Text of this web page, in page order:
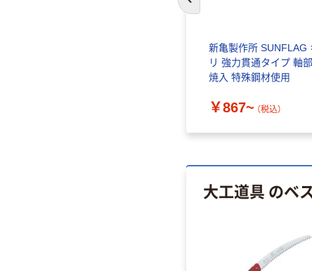
新亀製作所 SUNFLAG
リ 強力貫通タイプ 軸
焼入 特殊鋼材使用
￥867~ （税込）
大工道具 のベ